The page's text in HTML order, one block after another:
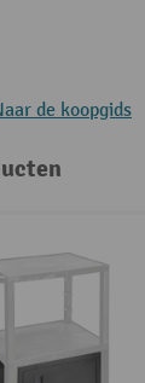
de koopgids